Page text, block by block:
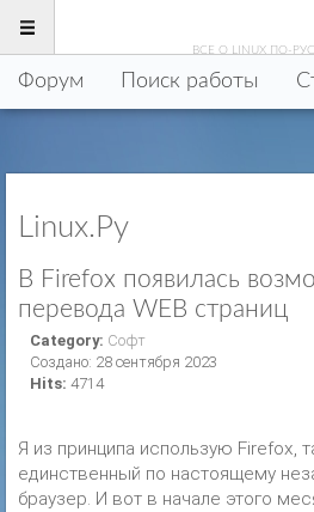
.РУ
ВСЕ О LINUX ПО-
Форум Поиск работы
Linux.Ру
В Firefox появилась
перевода WEB страниц
Category: Софт
Создано: 28 сентября 2023
Hits: 4714
Я из принципа использую Firefox,
единственный по настоящему
браузер. И вот в начале этого